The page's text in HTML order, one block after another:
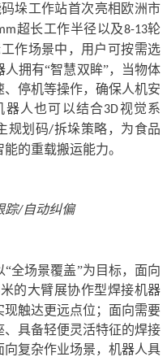
垛工作站首次亮相欧洲市
超长工作半径以及8-13轮
作场景中，用户可按需选
拥有“智慧双眸”，当物体
停机等操作，确保人机安
器人也可以结合3D视觉系
规划码/拆垛策略，为食品
的重载搬运能力。
踪/自动纠偏
“全场景覆盖”为目标，面向
米的大臂展协作型焊接机器
触达更远点位；面向需要
具备轻便灵活特征的焊接
复杂作业场景，机器人具